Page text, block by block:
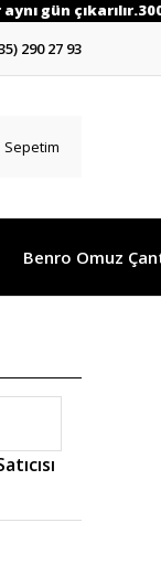
gün
290 27 93
Sepetim
Benro Omuz